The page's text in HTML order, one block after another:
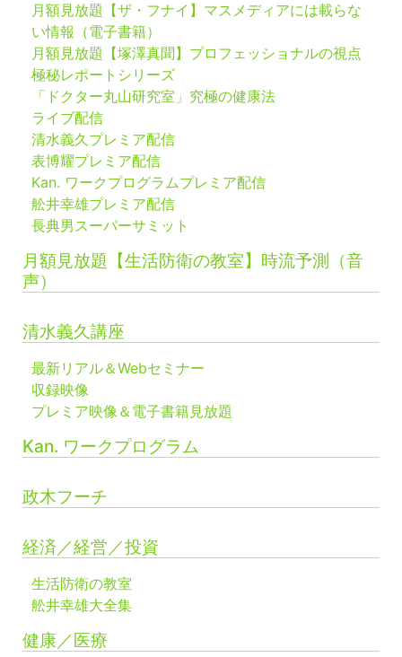
月額見放題【ザ・フナイ】マスメディアには載らな
い情報（電子書籍）
月額見放題【塚澤真聞】プロフェッショナルの視点
極秘レポートシリーズ
「ドクター丸山研究室」究極の健康法
ライブ配信
清水義久プレミア配信
表博耀プレミア配信
Kan. ワークプログラムプレミア配信
舩井幸雄プレミア配信
長典男スーパーサミット
月額見放題【生活防衛の教室】時流予測（音
声）
清水義久講座
最新リアル＆Webセミナー
収録映像
プレミア映像＆電子書籍見放題
Kan. ワークプログラム
政木フーチ
経済／経営／投資
生活防衛の教室
舩井幸雄大全集
健康／医療